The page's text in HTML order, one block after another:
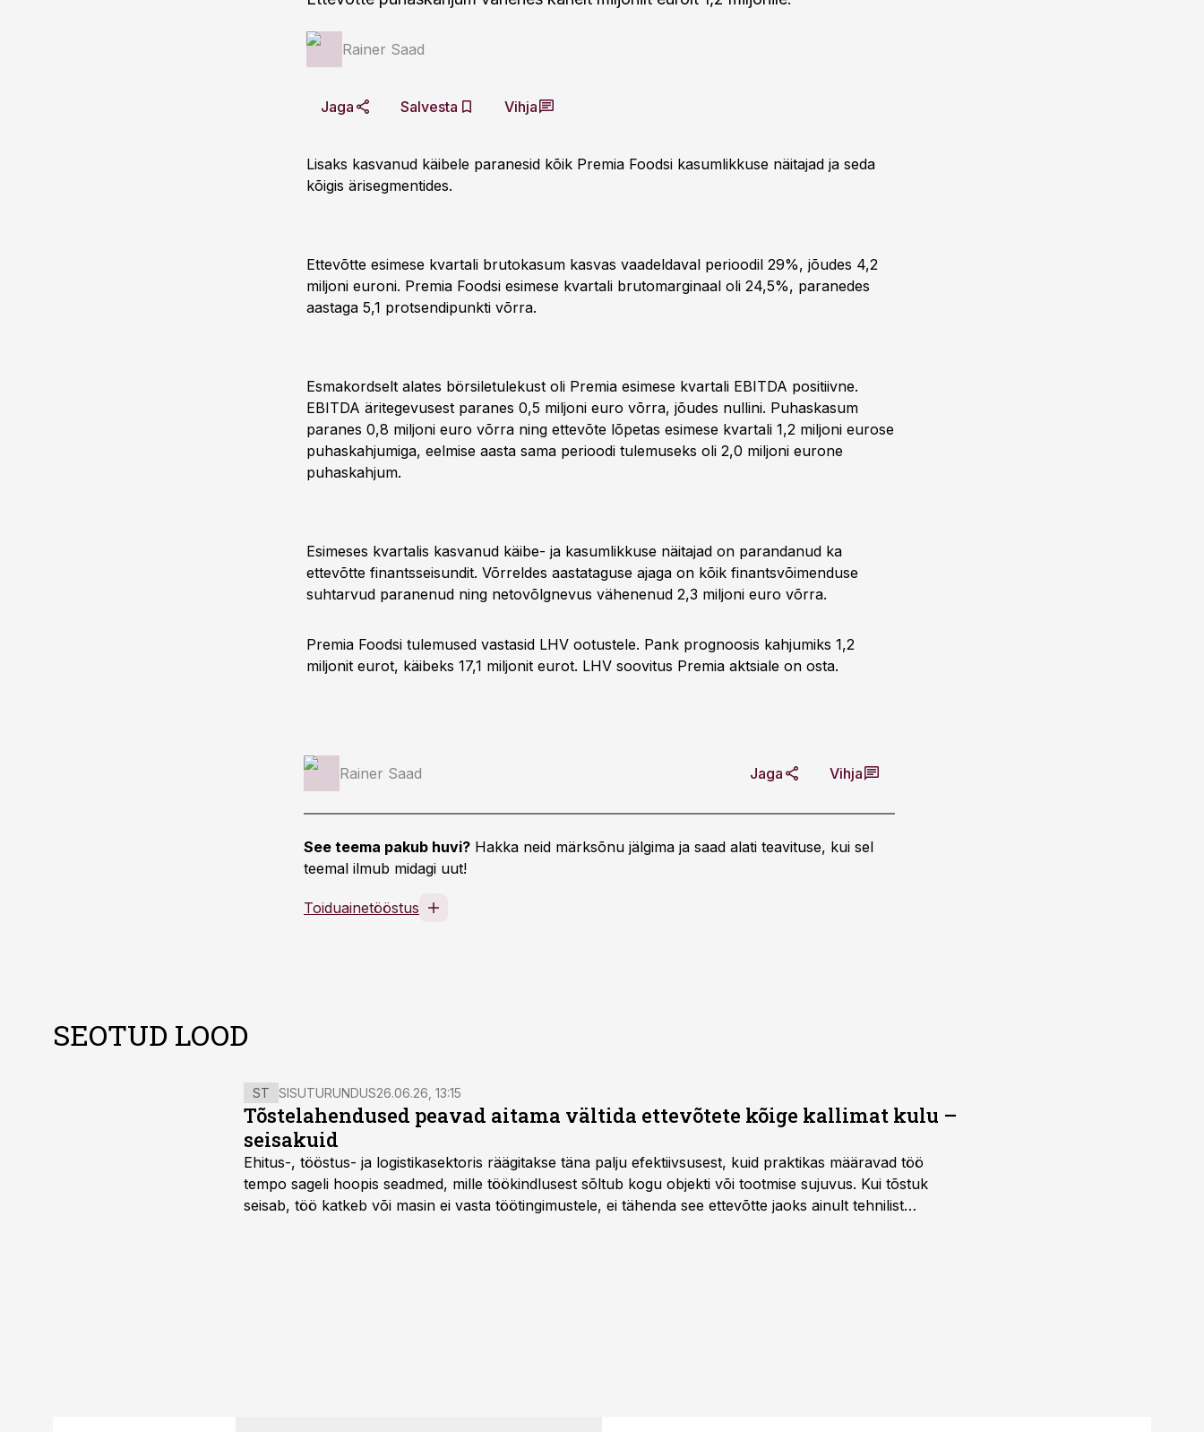
Rainer Saad
Jaga Salvesta Vihja
Lisaks kasvanud käibele paranesid kõik Premia Foodsi kasumlikkuse näitajad ja seda
kõigis ärisegmentides.
Ettevõtte esimese kvartali brutokasum kasvas vaadeldaval perioodil 29%, jõudes 4,2
miljoni euroni. Premia Foodsi esimese kvartali brutomarginaal oli 24,5%, paranedes
aastaga 5,1 protsendipunkti võrra.
Esmakordselt alates börsiletulekust oli Premia esimese kvartali EBITDA positiivne.
EBITDA äritegevusest paranes 0,5 miljoni euro võrra, jõudes nullini. Puhaskasum
paranes 0,8 miljoni euro võrra ning ettevõte lõpetas esimese kvartali 1,2 miljoni eurose
puhaskahjumiga, eelmise aasta sama perioodi tulemuseks oli 2,0 miljoni eurone
puhaskahjum.
Esimeses kvartalis kasvanud käibe- ja kasumlikkuse näitajad on parandanud ka
ettevõtte finantsseisundit. Võrreldes aastataguse ajaga on kõik finantsvõimenduse
suhtarvud paranenud ning netovõlgnevus vähenenud 2,3 miljoni euro võrra.
Premia Foodsi tulemused vastasid LHV ootustele. Pank prognoosis kahjumiks 1,2
miljonit eurot, käibeks 17,1 miljonit eurot. LHV soovitus Premia aktsiale on osta.
Rainer Saad Jaga Vihja
See teema pakub huvi? Hakka neid märksõnu jälgima ja saad alati teavituse, kui sel
teemal ilmub midagi uut!
Toiduainetööstus
SEOTUD LOOD
ST SISUTURUNDUS26.06.26, 13:15
Tõstelahendused peavad aitama vältida ettevõtete kõige kallimat kulu –
seisakuid
Ehitus-, tööstus- ja logistikasektoris räägitakse täna palju efektiivsusest, kuid praktikas määravad töö
tempo sageli hoopis seadmed, mille töökindlusest sõltub kogu objekti või tootmise sujuvus. Kui tõstuk
seisab, töö katkeb või masin ei vasta töötingimustele, ei tähenda see ettevõtte jaoks ainult tehnilist